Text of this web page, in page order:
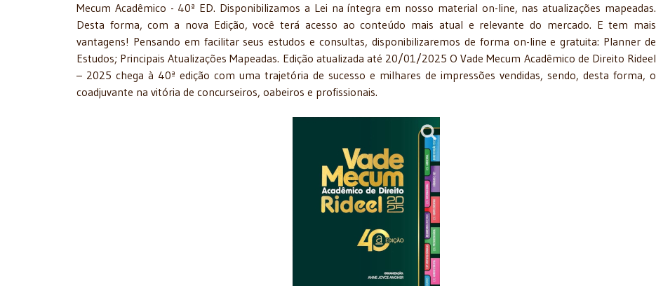
Mecum Acadêmico - 40ª ED. Disponibilizamos a Lei na íntegra em nosso material on-line, nas atualizações mapeadas.
Desta forma, com a nova Edição, você terá acesso ao conteúdo mais atual e relevante do mercado. E tem mais
vantagens! Pensando em facilitar seus estudos e consultas, disponibilizaremos de forma on-line e gratuita: Planner de
Estudos; Principais Atualizações Mapeadas. Edição atualizada até 20/01/2025 O Vade Mecum Acadêmico de Direito Rideel
– 2025 chega à 40ª edição com uma trajetória de sucesso e milhares de impressões vendidas, sendo, desta forma, o
coadjuvante na vitória de concurseiros, oabeiros e profissionais.